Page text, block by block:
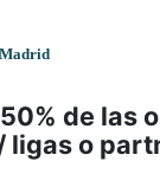
Madrid
de las
ligas o